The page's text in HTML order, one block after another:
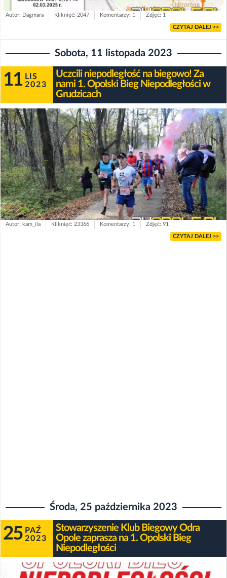
Autor: Dagmara Kliknięć: 2047 Komentarzy: 1 Zdjęć: 1
CZYTAJ DALEJ >>
Sobota, 11 listopada 2023
11 LIS
2023
Uczcili niepodległość na biegowo! Za
nami 1. Opolski Bieg Niepodległości w
Grudzicach
Autor: kam_ila Kliknięć: 23366 Komentarzy: 1 Zdjęć: 91
CZYTAJ DALEJ >>
Środa, 25 października 2023
25 PAŹ
2023
Stowarzyszenie Klub Biegowy Odra
Opole zaprasza na 1. Opolski Bieg
Niepodległości